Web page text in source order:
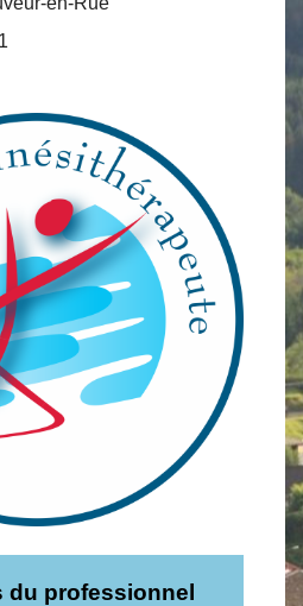
du professionnel